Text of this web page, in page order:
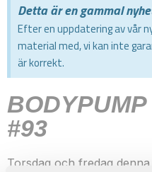
Detta är en gammal
Efter en uppdatering av vår
material med, vi kan inte
är korrekt.
#93
Torsdag och fredag